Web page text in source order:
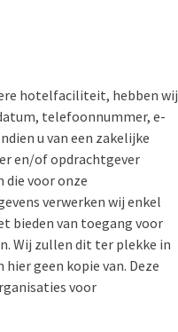
hotelfaciliteit, hebben wij
telefoonnummer, e-
u van een zakelijke
en/of opdrachtgever
die voor onze
verwerken wij enkel
bieden van toegang voor
Wij zullen dit ter plekke in
geen kopie van. Deze
voor